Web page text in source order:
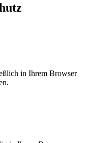
in Ihrem Browser